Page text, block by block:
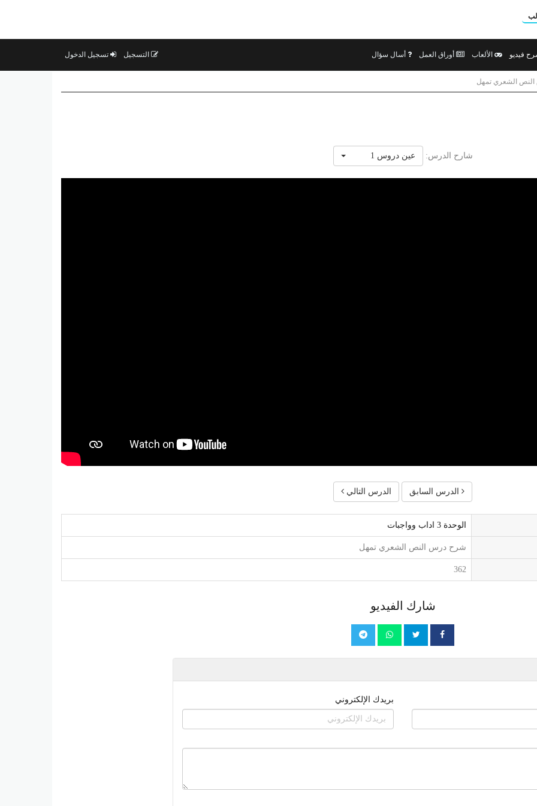
فيديو الألعاب أوراق العمل أسال سؤال التسجيل تسجيل الدخول
الشعري تمهل
شارح الدرس: عين دروس 1
الدرس السابق الدرس التالي
الوحدة 3 اداب وواجبات
شرح درس النص الشعري تمهل
362
شارك الفيديو
بريدك الإلكتروني